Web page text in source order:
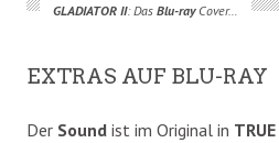
GLADIATOR II: Das Blu-rayCover…
EXTRAS AUF BLU-RAY
Der Sound ist im Original in TRUE